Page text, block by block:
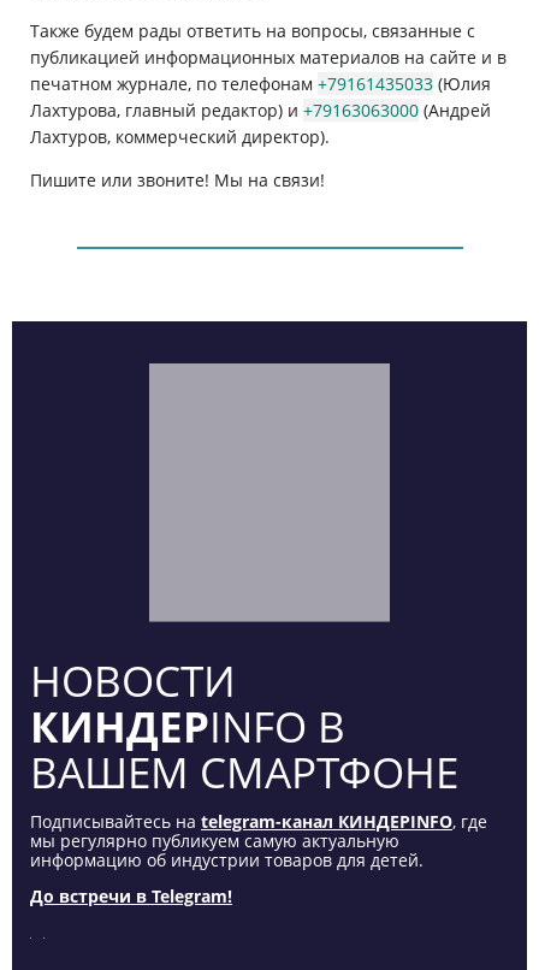
Также будем рады ответить на вопросы, связанные с
публикацией информационных материалов на сайте и в
печатном журнале, по телефонам +79161435033 (Юлия
Лахтурова, главный редактор) и +79163063000 (Андрей
Лахтуров, коммерческий директор).
Пишите или звоните! Мы на связи!
НОВОСТИ
КИНДЕРINFO В
ВАШЕМ СМАРТФОНЕ
Подписывайтесь на telegram-канал КИНДЕРINFO, где
мы регулярно публикуем самую актуальную
информацию об индустрии товаров для детей.
До встречи в Telegram!